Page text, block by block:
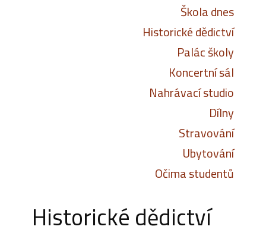
Škola dnes
Historické dědictví
Palác školy
Koncertní sál
Nahrávací studio
Dílny
Stravování
Ubytování
Očima studentů
Historické dědictví